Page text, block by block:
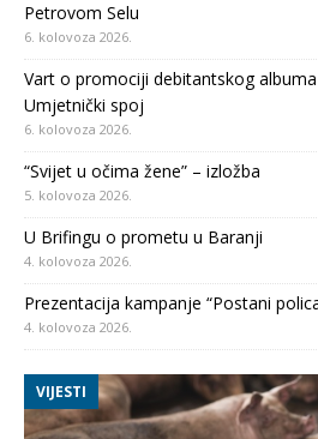
Petrovom Selu
6. kolovoza 2026.
Vart o promociji debitantskog
Umjetnički spoj
6. kolovoza 2026.
“Svijet u očima žene” – izložba
5. kolovoza 2026.
U Brifingu o prometu u Baranji
4. kolovoza 2026.
Prezentacija kampanje “Postani
4. kolovoza 2026.
VIJESTI